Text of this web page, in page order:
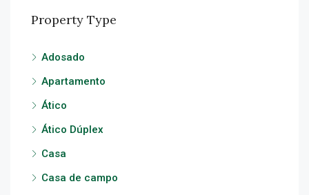
Property Type
Adosado
Apartamento
Ático
Ático Dúplex
Casa
Casa de campo